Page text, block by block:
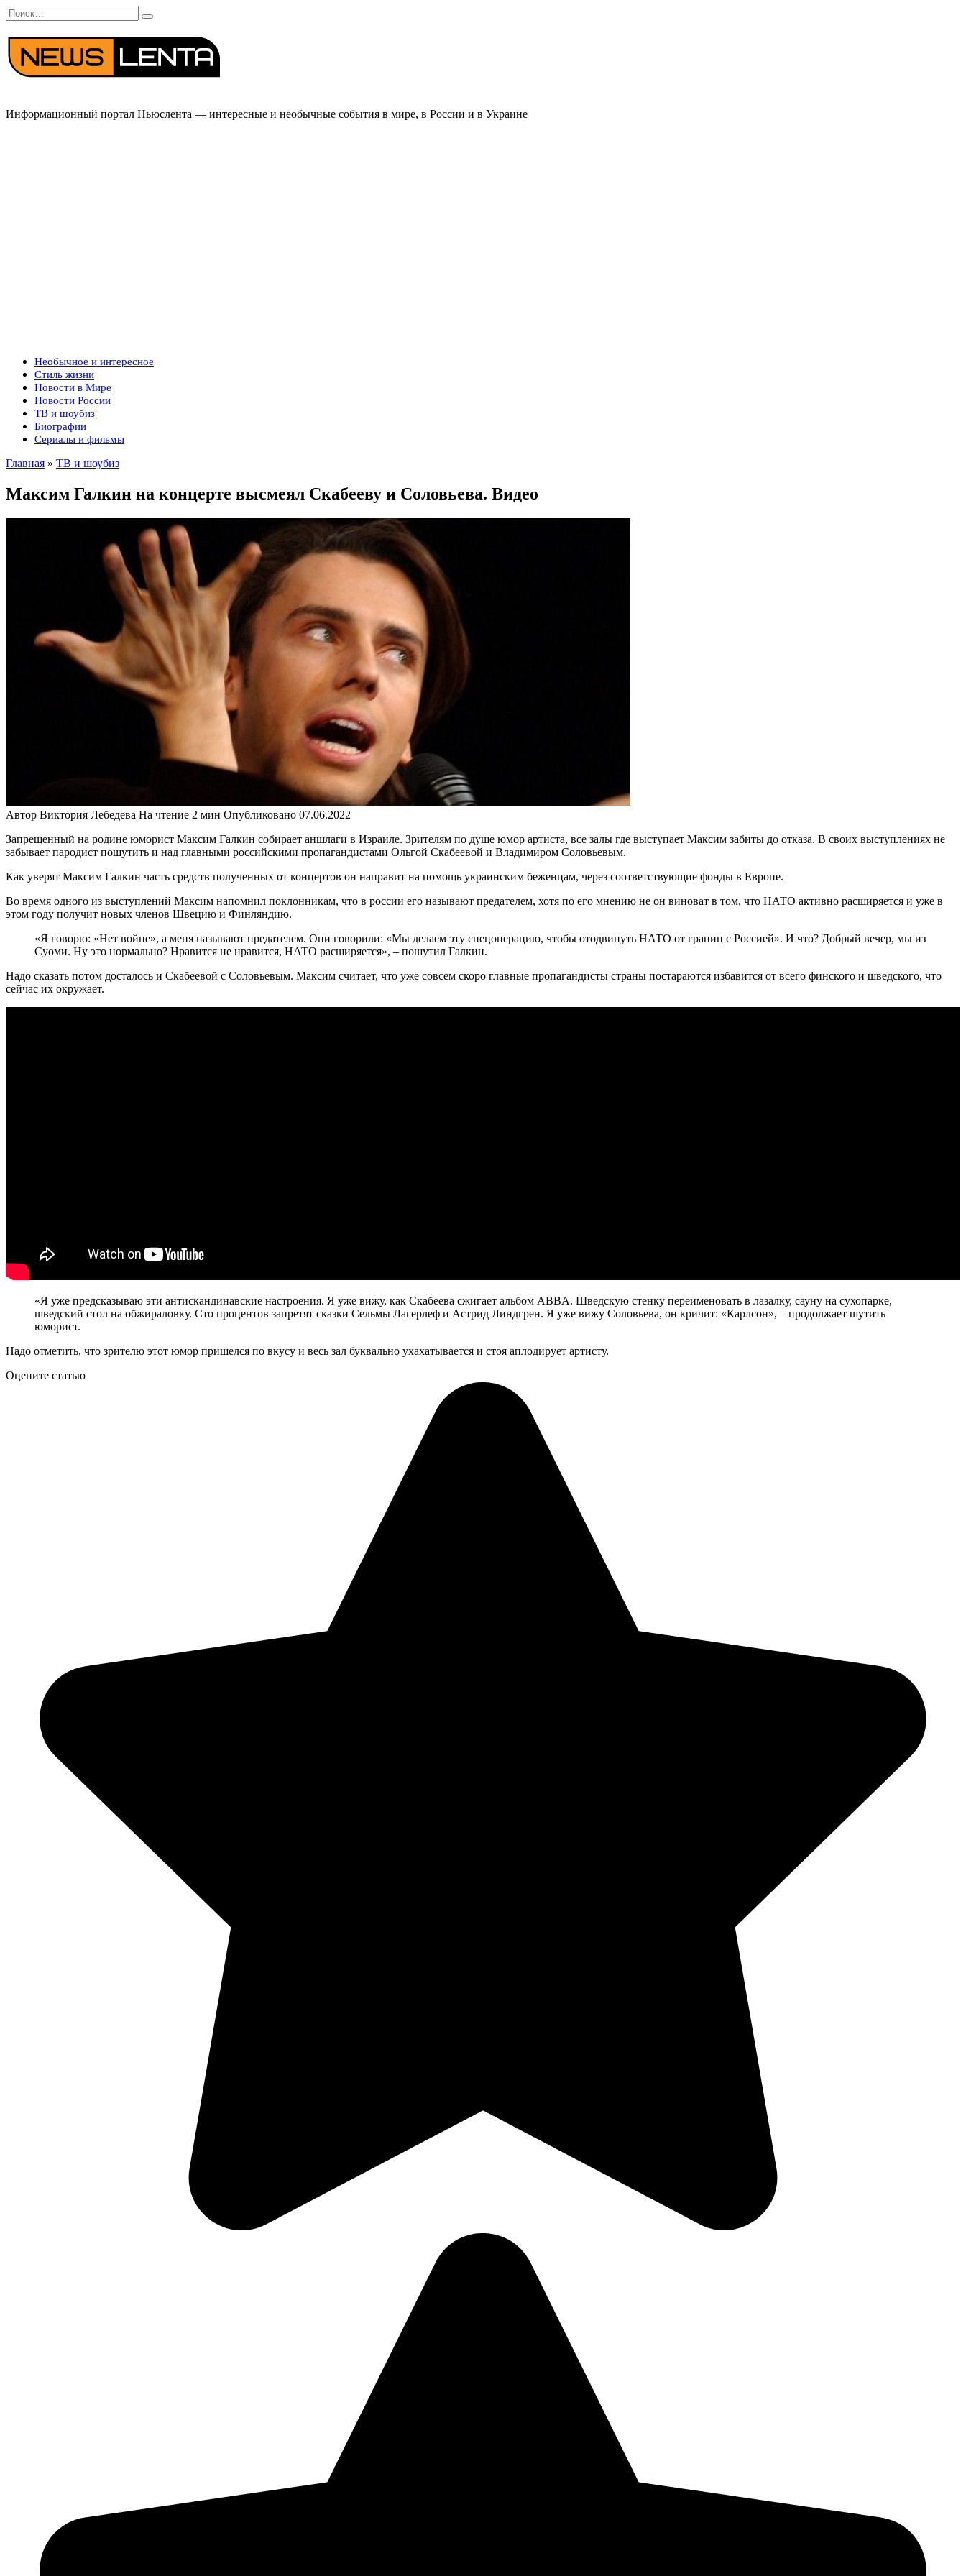
Перейти
к
содержанию
Search
for:
Информационный портал Ньюслента — интересные и необычные события в мире, в России и в Украине
Необычное и интересное
Стиль жизни
Новости в Мире
Новости России
ТВ и шоубиз
Биографии
Сериалы и фильмы
Главная » ТВ и шоубиз
Максим Галкин на концерте высмеял Скабееву и Соловьева. Видео
Автор Виктория Лебедева На чтение 2 мин Опубликовано 07.06.2022
Запрещенный на родине юморист Максим Галкин собирает аншлаги в Израиле. Зрителям по душе юмор артиста, все залы где выступает Максим забиты до отказа. В своих выступлениях не
забывает пародист пошутить и над главными российскими пропагандистами Ольгой Скабеевой и Владимиром Соловьевым.
Как уверят Максим Галкин часть средств полученных от концертов он направит на помощь украинским беженцам, через соответствующие фонды в Европе.
Во время одного из выступлений Максим напомнил поклонникам, что в россии его называют предателем, хотя по его мнению не он виноват в том, что НАТО активно расширяется и уже в
этом году получит новых членов Швецию и Финляндию.
«Я говорю: «Нет войне», а меня называют предателем. Они говорили: «Мы делаем эту спецоперацию, чтобы отодвинуть НАТО от границ с Россией». И что? Добрый вечер, мы из
Суоми. Ну это нормально? Нравится не нравится, НАТО расширяется», – пошутил Галкин.
Надо сказать потом досталось и Скабеевой с Соловьевым. Максим считает, что уже совсем скоро главные пропагандисты страны постараются избавится от всего финского и шведского, что
сейчас их окружает.
«Я уже предсказываю эти антискандинавские настроения. Я уже вижу, как Скабеева сжигает альбом ABBA. Шведскую стенку переименовать в лазалку, сауну на сухопарке,
шведский стол на обжираловку. Сто процентов запретят сказки Сельмы Лагерлеф и Астрид Линдгрен. Я уже вижу Соловьева, он кричит: «Карлсон», – продолжает шутить
юморист.
Надо отметить, что зрителю этот юмор пришелся по вкусу и весь зал буквально ухахатывается и стоя аплодирует артисту.
Оцените статью